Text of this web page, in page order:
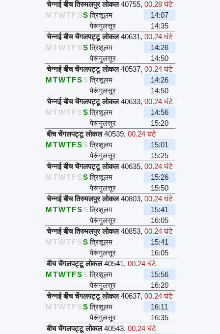
चेन्नई बीच तिरुमलपुर लोकल 40755, 00.28 घंटे
M TWTFSS त्रिशूलम
14:07
पेरूंगुलत्तूर
14:35
चेन्नई बीच चेंगलपट्टू लोकल 40631, 00.24 घंटे
M TWTFSS त्रिशूलम
14:26
पेरूंगुलत्तूर
14:50
चेन्नई बीच चेंगलपट्टू लोकल 40537, 00.24 घंटे
MTWTFSS त्रिशूलम
14:26
पेरूंगुलत्तूर
14:50
चेन्नई बीच चेंगलपट्टू लोकल 40633, 00.24 घंटे
M TWTFSS त्रिशूलम
14:56
पेरूंगुलत्तूर
15:20
बीच चेंगलपट्टू लोकल 40539, 00.24 घंटे
MTWTFSS त्रिशूलम
15:01
पेरूंगुलत्तूर
15:25
चेन्नई बीच चेंगलपट्टू लोकल 40635, 00.24 घंटे
M TWTFSS त्रिशूलम
15:26
पेरूंगुलत्तूर
15:50
चेन्नई बीच तिरुमलपुर लोकल 40803, 00.24 घंटे
MTWTFSS त्रिशूलम
15:41
पेरूंगुलत्तूर
16:05
चेन्नई बीच तिरुमलपुर लोकल 40853, 00.24 घंटे
M TWTFSS त्रिशूलम
15:41
पेरूंगुलत्तूर
16:05
बीच चेंगलपट्टू लोकल 40541, 00.24 घंटे
MTWTFSS त्रिशूलम
15:56
पेरूंगुलत्तूर
16:20
चेन्नई बीच चेंगलपट्टू लोकल 40637, 00.24 घंटे
M TWTFSS त्रिशूलम
16:11
पेरूंगुलत्तूर
16:35
बीच चेंगलपट्टू लोकल 40543, 00.24 घंटे